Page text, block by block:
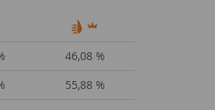
46,08 %
55,88 %